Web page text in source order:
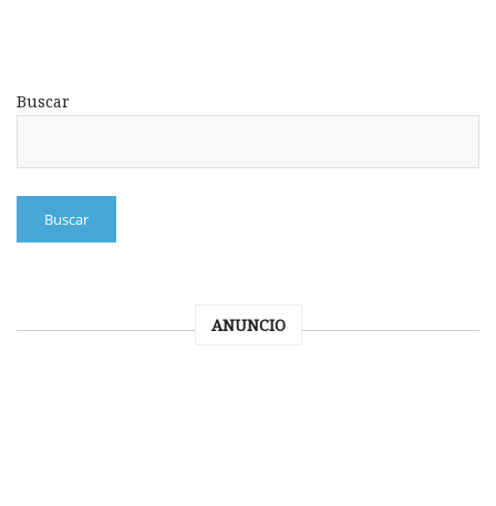
Buscar
Buscar
ANUNCIO